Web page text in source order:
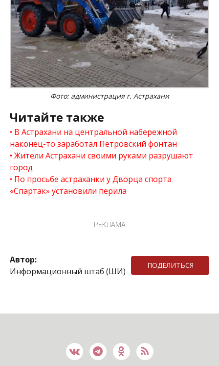
Фото: администрация г. Астрахани
Читайте также
В Астрахани на центральной набережной
наконец-то заработал Петровский фонтан
Жители Астрахани своими руками разрушают
город
По просьбе астраханки у Дворца спорта
«Спартак» установили перила
РЕКЛАМА
Автор:
Информационный штаб (ШИ)
ПОДЕЛИТЬСЯ